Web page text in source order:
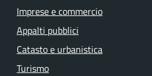
Imprese e commercio
Appalti pubblici
Catasto e urbanistica
Turismo